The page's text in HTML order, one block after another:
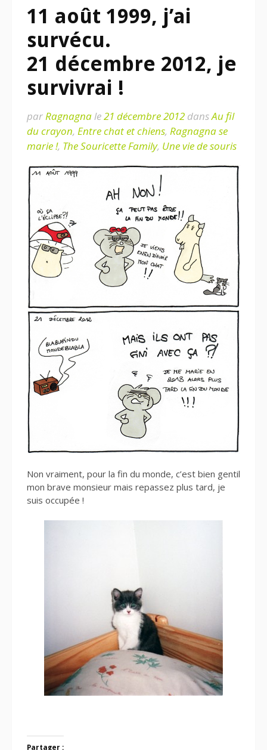
11 août 1999, j’ai
survécu.
21 décembre 2012, je
survivrai !
parRagnagnale21 décembre 2012 dansAu fil
du crayon, Entre chat et chiens, Ragnagna se
marie !, The Souricette Family, Une vie de souris
Non vraiment, pour la fin du monde, c’est bien gentil
mon brave monsieur mais repassez plus tard, je
suis occupée !
Partager :